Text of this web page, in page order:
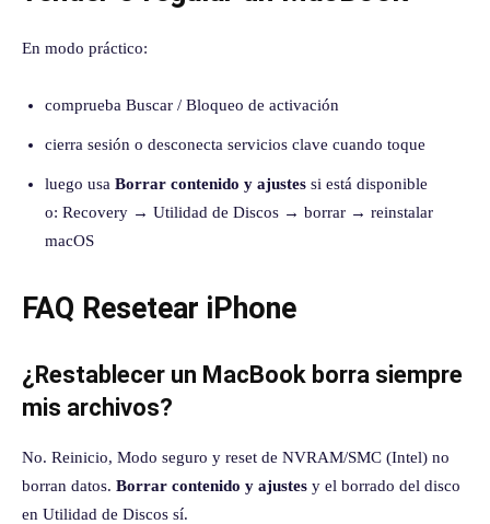
En modo práctico:
comprueba Buscar / Bloqueo de activación
cierra sesión o desconecta servicios clave cuando toque
luego usa Borrar contenido y ajustes si está disponible
o: Recovery → Utilidad de Discos → borrar → reinstalar
macOS
FAQ Resetear iPhone
¿Restablecer un MacBook borra siempre
mis archivos?
No. Reinicio, Modo seguro y reset de NVRAM/SMC (Intel) no
borran datos. Borrar contenido y ajustes y el borrado del disco
en Utilidad de Discos sí.